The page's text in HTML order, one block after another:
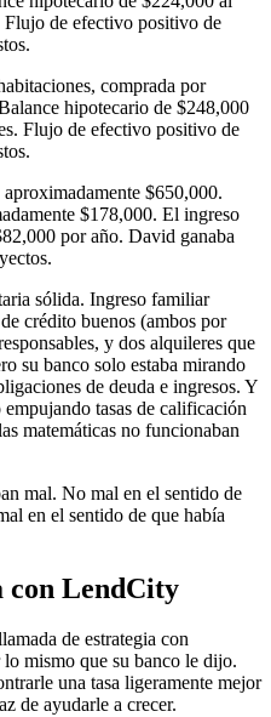
de efectivo positivo de
comprada por
hipotecario de $248,000
Flujo de efectivo positivo de
aproximadamente $650,000.
$178,000. El ingreso
por año. David ganaba
sólida. Ingreso familiar
crédito buenos (ambos por
y dos alquileres que
su banco solo estaba mirando
de deuda e ingresos. Y
tasas de calificación
matemáticas no funcionaban
mal. No mal en el sentido de
en el sentido de que había
LendCity
de estrategia con
mismo que su banco le dijo.
una tasa ligeramente mejor
de ayudarle a crecer.